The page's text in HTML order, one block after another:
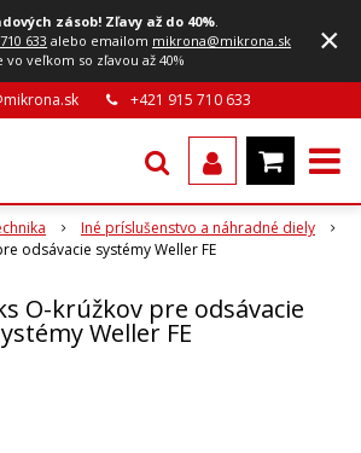
zásob! Zľavy až do 40%.
633 alebo emailom mikrona@mikrona.sk
vo veľkom so zľavou až 40%
×
+421 915 710 633
Iné príslušenstvo a náhradné diely
odsávacie systémy Weller FE
O-krúžkov pre odsávacie
Weller FE